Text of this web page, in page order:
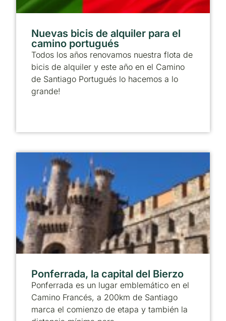
Nuevas bicis de alquiler para el
camino portugués
Todos los años renovamos nuestra flota de
bicis de alquiler y este año en el Camino
de Santiago Portugués lo hacemos a lo
grande!
Ponferrada, la capital del Bierzo
Ponferrada es un lugar emblemático en el
Camino Francés, a 200km de Santiago
marca el comienzo de etapa y también la